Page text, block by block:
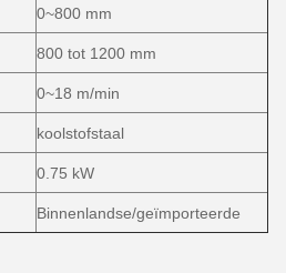
0~800 mm
800 tot 1200 mm
0~18 m/min
koolstofstaal
0.75 kW
Binnenlandse/geïmporteerde